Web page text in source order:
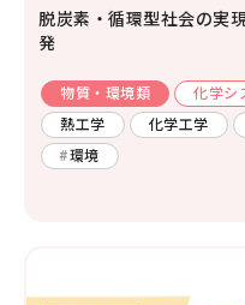
脱炭素・循環型社会の実
発
物質・環境類
化学シ
熱工学
化学工学
環境